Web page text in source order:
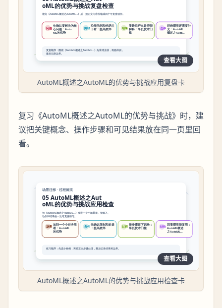
查看大图
AutoML概述之AutoML的优势与挑战应用复盘卡
复习《AutoML概述之AutoML的优势与挑战》时，建
议把关键概念、操作步骤和可见结果放在同一页里回
看。
查看大图
AutoML概述之AutoML的优势与挑战应用检查卡